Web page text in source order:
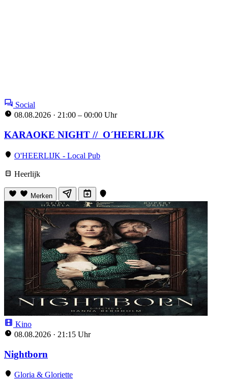
Social
08.08.2026 · 21:00 – 00:00 Uhr
KARAOKE NIGHT // O´HEERLIJK
O'HEERLIJK - Local Pub
Heerlijk
Merken
Kino
08.08.2026 · 21:15 Uhr
Nightborn
Gloria & Gloriette